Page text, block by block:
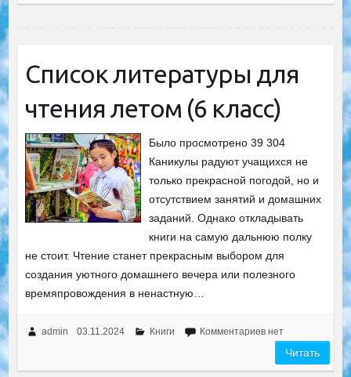
Список литературы для
чтения летом (6 класс)
Было просмотрено 39 304
Каникулы радуют учащихся не
только прекрасной погодой, но и
отсутствием занятий и домашних
заданий. Однако откладывать
книги на самую дальнюю полку
не стоит. Чтение станет прекрасным выбором для
создания уютного домашнего вечера или полезного
времяпровождения в ненастную…
admin 03.11.2024 Книги Комментариев нет
Читать